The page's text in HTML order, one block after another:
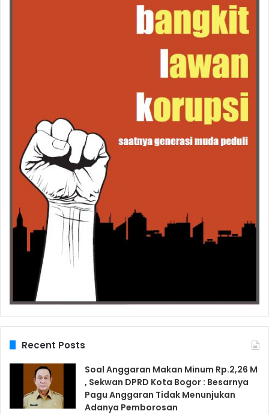
Recent Posts
Soal Anggaran Makan Minum Rp.2,26 M
, Sekwan DPRD Kota Bogor : Besarnya
Pagu Anggaran Tidak Menunjukan
Adanya Pemborosan